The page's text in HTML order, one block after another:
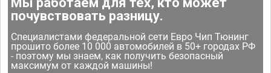
почувствовать разницу.
Специалистами федеральной сети Евро Чип Тюнинг
прошито более 10 000 автомобилей в 50+ городах РФ
- поэтому мы знаем, как получить безопасный
максимум от каждой машины!